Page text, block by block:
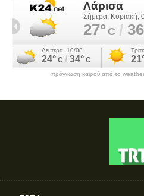
πρόγνωση καιρού από το